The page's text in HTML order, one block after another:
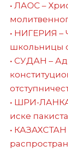
• ЛАОС –
• НИГЕРИЯ
школьницы
• СУДАН –
• ШРИ-ЛАНКА
иске
•